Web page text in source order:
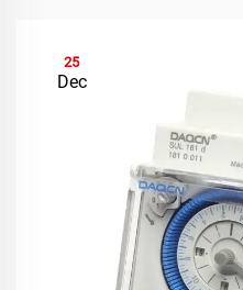
25
Dec